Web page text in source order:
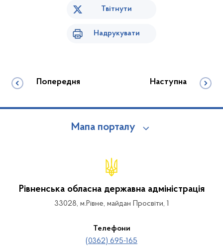
Твітнути
Надрукувати
Попередня Наступна
Мапа порталу
Рівненська обласна державна адміністрація
33028, м.Рівне, майдан Просвіти, 1
Телефони
(0362) 695-165